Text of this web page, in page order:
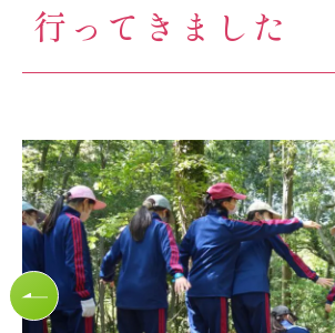
受験生の方へ 卒
保護者の方へ ア
よくあるご質問 個人
採用情報 精
行ってきました